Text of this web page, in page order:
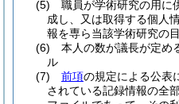
(5)
職員が学術研究の用に
成し、又は取得する個人
報を専ら当該学術研究の
(6)
本人の数が議長が定め
ル
(7)
前項の規定による公表
されている記録情報の全